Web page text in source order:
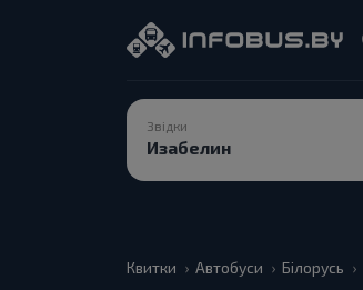
Звідки
Квитки Автобуси Білорусь